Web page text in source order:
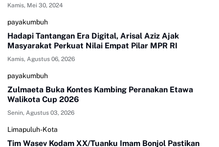
Kamis, Mei 30, 2024
payakumbuh
Hadapi Tantangan Era Digital, Arisal Aziz Ajak
Masyarakat Perkuat Nilai Empat Pilar MPR RI
Kamis, Agustus 06, 2026
payakumbuh
Zulmaeta Buka Kontes Kambing Peranakan Etawa
Walikota Cup 2026
Senin, Agustus 03, 2026
Limapuluh-Kota
Tim Wasev Kodam XX/Tuanku Imam Bonjol Pastikan